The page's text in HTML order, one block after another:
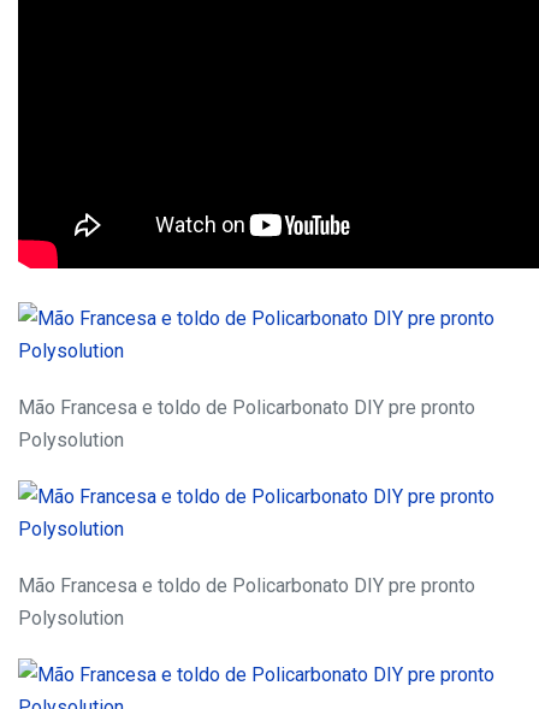
Mão Francesa e toldo de Policarbonato DIY pre pronto
Polysolution
Mão Francesa e toldo de Policarbonato DIY pre pronto
Polysolution